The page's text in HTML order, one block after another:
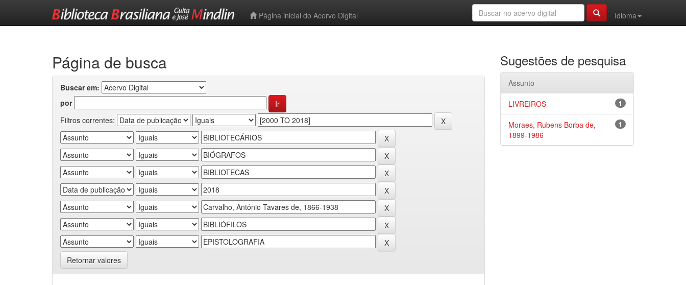
Página inicial do Acervo Digital
Idioma
Página de busca
Buscar em:
por
Filtros correntes:
Retornar valores
Sugestões de pesquisa
Assunto
1
LIVREIROS
1
Moraes, Rubens Borba de,
1899-1986